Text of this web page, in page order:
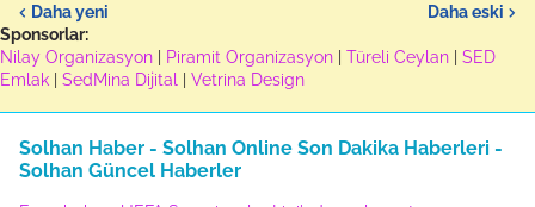
Daha yeni
Daha eski
Sponsorlar:
Nilay Organizasyon
Piramit Organizasyon Türeli Ceylan
SED
Emlak
SedMina Dijital Vetrina Design
Solhan Haber - Solhan Online Son Dakika Haberleri -
Solhan Güncel Haberler